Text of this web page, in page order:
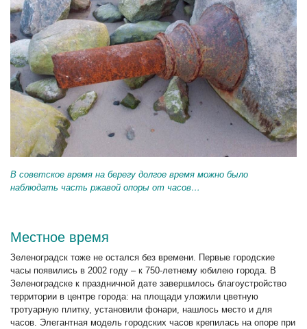
В советское время на берегу долгое время можно было
наблюдать часть ржавой опоры от часов…
Местное время
Зеленоградск тоже не остался без времени. Первые городские
часы появились в 2002 году – к 750-летнему юбилею города. В
Зеленоградске к праздничной дате завершилось благоустройство
территории в центре города: на площади уложили цветную
тротуарную плитку, установили фонари, нашлось место и для
часов. Элегантная модель городских часов крепилась на опоре при